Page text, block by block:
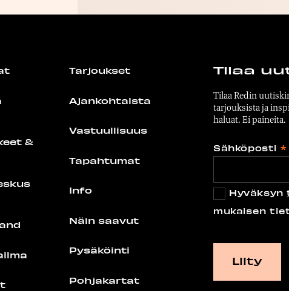
&
Tarjoukset
Ajankohtaista
Vastuullisuus
Tapahtumat
Info
Näin saavut
Pysäköinti
Pohjakartat
Tilaa
Tilaa Redin
tarjouksista ja
haluat. Ei paineita.
Sähköposti *
Hyväksyn
mukaisen